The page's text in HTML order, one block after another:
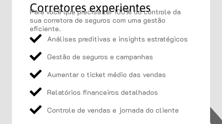
Corretores experientes
Para você que precisa ter 100% do controle da
sua corretora de seguros com uma gestão
eficiente.
Análises preditivas e insights estratégicos
Gestão de seguros e campanhas
Aumentar o ticket médio das vendas
Relatórios financeiros detalhados
Controle de vendas e jornada do cliente